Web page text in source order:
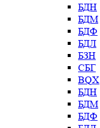
БДН
БДМ
БДФ
БДЛ
БЗН
СБГ
BQX
БДН
БДМ
БДФ